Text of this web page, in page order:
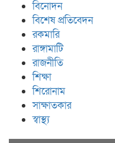
বিনোদন
বিশেষ প্রতিবেদন
রকমারি
রাঙ্গামাটি
রাজনীতি
শিক্ষা
শিরোনাম
সাক্ষাতকার
স্বাস্থ্য